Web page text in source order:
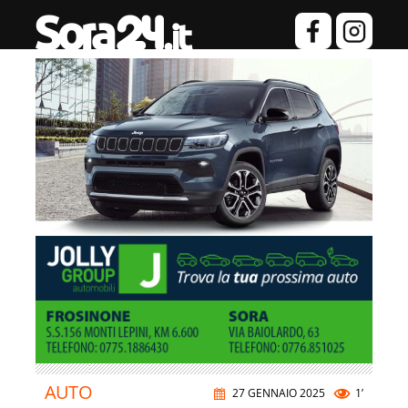
27 GENNAIO 2025 1’
AUTO